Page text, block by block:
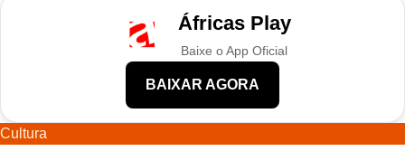
Áfricas Play
Baixe o App Oficial
BAIXAR AGORA
Cultura